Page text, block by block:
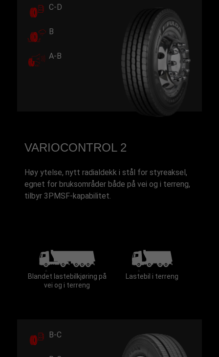
C-D
B
A-B
VARIOCONTROL 2
Høy ytelse, nytt radialdekk i stål for styreaksel,
egnet for bruksområder både på vei og i terreng,
tilbyr 3PMSF-kapabilitet.
Blandet lastebilkjøring på
vei og i terreng
Lastebil i terreng
B-C